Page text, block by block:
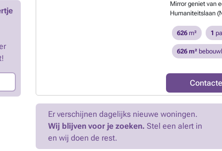
Mirror geniet van
Humaniteitslaan
Brusselse Ring
flexibel
afzonderlijke
beschikbaar
met een
verlichting,
branddetectie-
met badge.
representatieve
voor een
indruk bij
626 m² 1
626 m²
Er verschijnen dagelijks nieuwe woningen.
Wij blijven voor je zoeken. Stel een alert in
en wij doen de rest.